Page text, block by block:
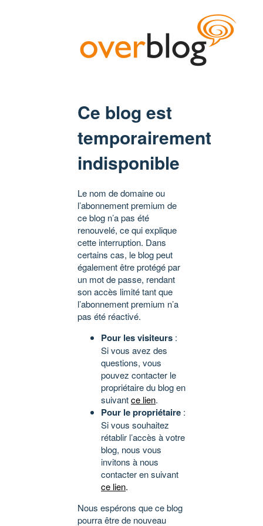
Ce blog est
temporairement
indisponible
Le nom de domaine ou
l’abonnement premium de
ce blog n’a pas été
renouvelé, ce qui explique
cette interruption. Dans
certains cas, le blog peut
également être protégé par
un mot de passe, rendant
son accès limité tant que
l’abonnement premium n’a
pas été réactivé.
Pour les visiteurs :
Si vous avez des
questions, vous
pouvez contacter le
propriétaire du blog en
suivantce lien.
Pour le propriétaire :
Si vous souhaitez
rétablir l’accès à votre
blog, nous vous
invitons à nous
contacter en suivant
ce lien.
Nous espérons que ce blog
pourra être de nouveau